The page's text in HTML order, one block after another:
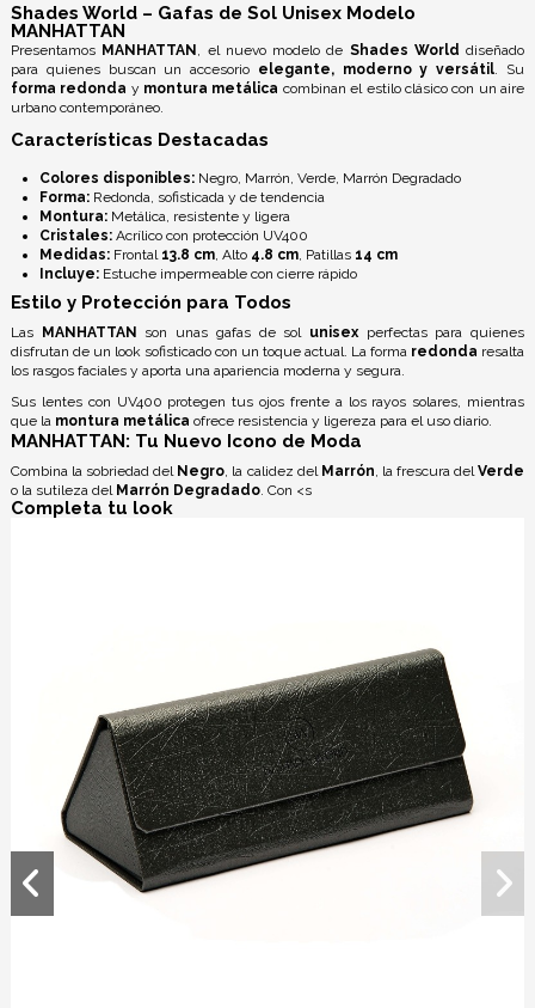
Shades World – Gafas de Sol Unisex Modelo
MANHATTAN
Presentamos MANHATTAN , el nuevo modelo de Shades World diseñado
para quienes buscan un accesorio elegante, moderno y versátil. Su
forma redonda y montura metálica combinan el estilo clásico con un aire
urbano contemporáneo.
Características Destacadas
Colores disponibles: Negro, Marrón, Verde, Marrón Degradado
Forma: Redonda, sofisticada y de tendencia
Montura: Metálica, resistente y ligera
Cristales: Acrílico con protección UV400
Medidas: Frontal 13.8 cm , Alto 4.8 cm , Patillas 14 cm
Incluye: Estuche impermeable con cierre rápido
Estilo y Protección para Todos
Las MANHATTAN son unas gafas de sol unisexperfectas para quienes
disfrutan de un look sofisticado con un toque actual. La forma redonda resalta
los rasgos faciales y aporta una apariencia moderna y segura.
Sus lentes con UV400 protegen tus ojos frente a los rayos solares, mientras
que la montura metálica ofrece resistencia y ligereza para el uso diario.
MANHATTAN: Tu Nuevo Icono de Moda
Combina la sobriedad del Negro , la calidez del Marrón , la frescura delVerde
o la sutileza del Marrón Degradado . Con <s
Completa tu look